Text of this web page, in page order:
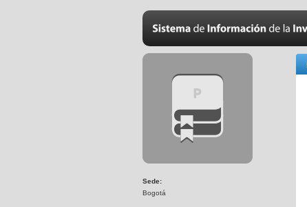
Sede:
Bogotá